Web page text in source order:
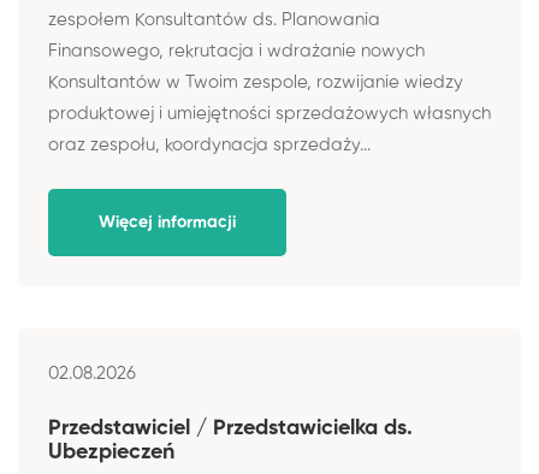
zespołem Konsultantów ds. Planowania
Finansowego, rekrutacja i wdrażanie nowych
Konsultantów w Twoim zespole, rozwijanie wiedzy
produktowej i umiejętności sprzedażowych własnych
oraz zespołu, koordynacja sprzedaży...
Więcej informacji
02.08.2026
Przedstawiciel / Przedstawicielka ds.
Ubezpieczeń